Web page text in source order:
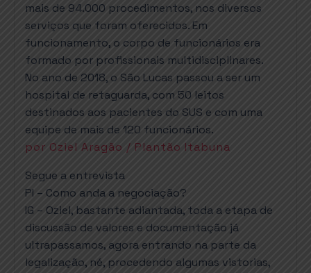
mais de 94.000 procedimentos, nos diversos
serviços que foram oferecidos. Em
funcionamento, o corpo de funcionários era
formado por profissionais multidisciplinares.
No ano de 2018, o São Lucas passou a ser um
hospital de retaguarda, com 50 leitos
destinados aos pacientes do SUS e com uma
equipe de mais de 120 funcionários.
por Oziel Aragão / Plantão Itabuna
Segue a entrevista
PI – Como anda a negociação?
IG – Oziel, bastante adiantada, toda a etapa de
discussão de valores e documentação já
ultrapassamos, agora entrando na parte da
legalização, né, procedendo algumas vistorias,